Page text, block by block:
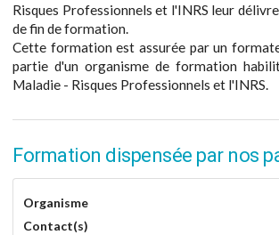
Risques Professionnels et l'INRS leur
de fin de formation.
Cette formation est assurée par un
partie d'un organisme de formation
Maladie - Risques Professionnels et l'INRS.
Formation dispensée par nos
Organisme
Contact(s)